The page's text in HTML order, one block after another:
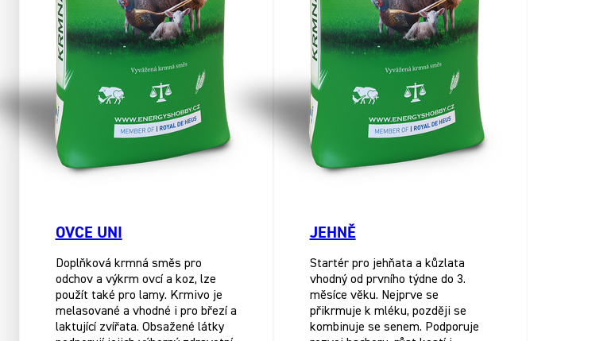
OVCE UNI
Doplňková krmná směs pro
odchov a výkrm ovcí a koz, lze
použít také pro lamy. Krmivo je
melasované a vhodné i pro březí a
laktující zvířata. Obsažené látky
JEHNĚ
Startér pro jehňata a kůzlata
vhodný od prvního týdne do 3.
měsíce věku. Nejprve se
přikrmuje k mléku, později se
kombinuje se senem. Podporuje